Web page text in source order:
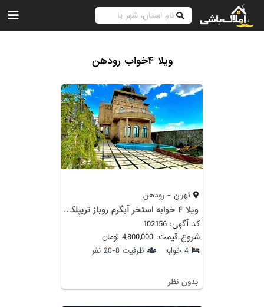
ویلا ۴خواب رودهن
تهران - رودهن
ویلا ۴ خوابه استخر آبگرم روباز تریپلکس رودهن
کد آگهی: 102156
شروع قیمت: 4,800,000 تومان
4 خوابه ظرفیت 8-20 نفر
بدون نظر